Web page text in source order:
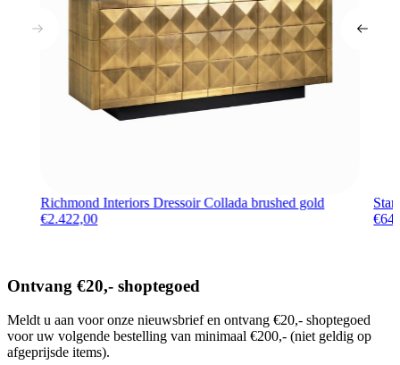
Richmond Interiors Dressoir Collada brushed gold
€2.422,00
€
Ontvang €20,- shoptegoed
Meldt u aan voor onze nieuwsbrief en ontvang €20,- shoptegoed
voor uw volgende bestelling van minimaal €200,- (niet geldig op
afgeprijsde items).